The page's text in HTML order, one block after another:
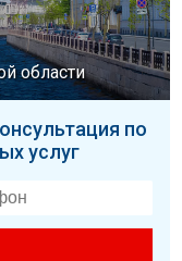
области
по
услуг